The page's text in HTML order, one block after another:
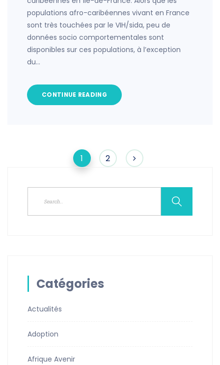
populations afro-caribéennes vivant en France
sont très touchées par le VIH/sida, peu de
données socio comportementales sont
disponibles sur ces populations, à l’exception
du…
CONTINUE READING
1 2
Catégories
Actualités
Adoption
Afrique Avenir